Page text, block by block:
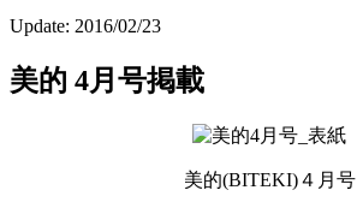
Update: 2016/02/23
美的 4月号掲載
美的(BITEKI)４月号